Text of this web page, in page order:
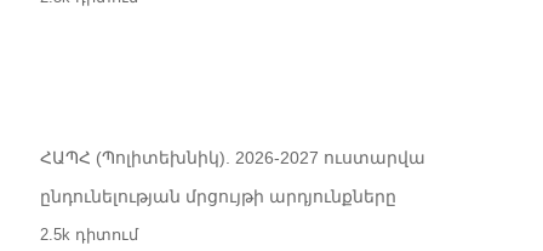
ՀԱՊՀ (Պոլիտեխնիկ). 2026-2027 ուստարվա
ընդունելության մրցույթի արդյունքները
2.5k դիտում